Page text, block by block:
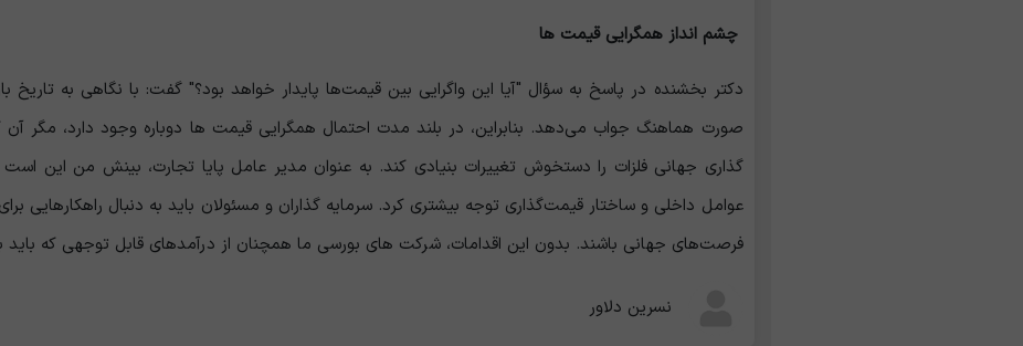
چشم ‌انداز همگرایی قیمت ‌ها
دکتر بخشنده در پاسخ به سؤال "آیا این واگرایی بین قیمت‌ها پایدار خواهد بود؟" گفت: با نگاهی به
صورت هماهنگ جواب می‌دهد. بنابراین، در بلند مدت احتمال همگرایی قیمت ‌ها دوباره وجود دارد، مگر
‌گذاری جهانی فلزات را دستخوش تغییرات بنیادی کند. به‌ عنوان مدیر عامل پایا تجارت، بینش من این
عوامل داخلی و ساختار قیمت‌گذاری توجه بیشتری کرد. سرمایه ‌گذاران و مسئولان باید به ‌دنبال راهکارهایی برای
فرصت‌های جهانی باشند. بدون این اقدامات، شرکت ‌های بورسی ما همچنان از درآمدهای قابل توجهی که
نسرین دلاور